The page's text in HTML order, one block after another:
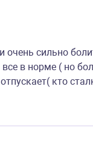
очень сильно
в норме ( но
кто